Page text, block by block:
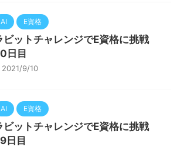
AI E資格
ビットチャレンジでE資格に挑戦
日目
2021/9/10
AI E資格
ビットチャレンジでE資格に挑戦
日目